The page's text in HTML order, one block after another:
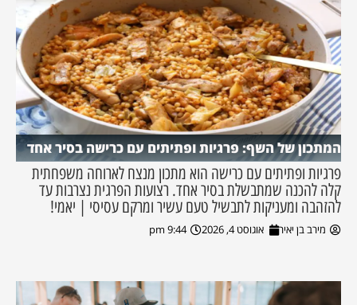
המתכון של השף: פרגיות ופתיתים עם כרישה בסיר אחד
פרגיות ופתיתים עם כרישה הוא מתכון מנצח לארוחה משפחתית
קלה להכנה שמתבשלת בסיר אחד. רצועות הפרגית נצרבות עד
להזהבה ומעניקות לתבשיל טעם עשיר ומרקם עסיסי | יאמי!
מירב בן יאיר אוגוסט 4, 2026 9:44 pm